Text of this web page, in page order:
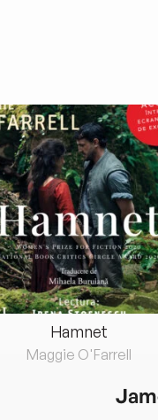
Hamnet
Maggie O'Farrell